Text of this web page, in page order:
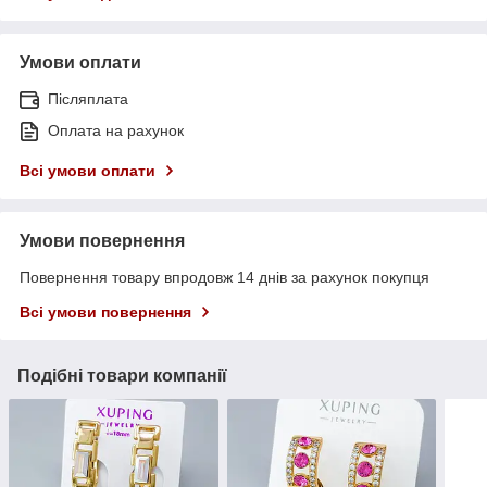
Умови оплати
Післяплата
Оплата на рахунок
Всі умови оплати
Умови повернення
Повернення товару впродовж 14 днів за рахунок покупця
Всі умови повернення
Подібні товари компанії